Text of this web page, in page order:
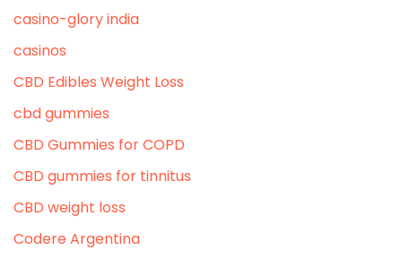
casino-glory india
casinos
CBD Edibles Weight Loss
cbd gummies
CBD Gummies for COPD
CBD gummies for tinnitus
CBD weight loss
Codere Argentina